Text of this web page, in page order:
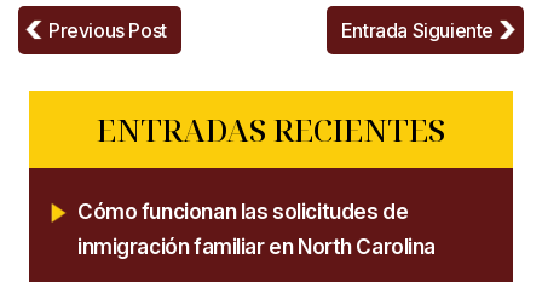
Previous Post Entrada Siguiente
ENTRADAS RECIENTES
Cómo funcionan las solicitudes de
inmigración familiar en North Carolina